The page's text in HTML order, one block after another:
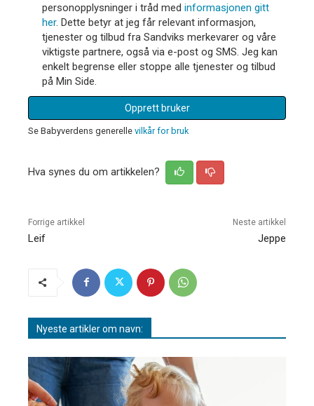
personopplysninger i tråd med informasjonen gitt
her. Dette betyr at jeg får relevant informasjon,
tjenester og tilbud fra Sandviks merkevarer og våre
viktigste partnere, også via e-post og SMS. Jeg kan
enkelt begrense eller stoppe alle tjenester og tilbud
på Min Side.
Opprett bruker
Se Babyverdens generelle vilkår for bruk
Hva synes du om artikkelen?
Forrige artikkel
Leif
Neste artikkel
Jeppe
Nyeste artikler om navn: